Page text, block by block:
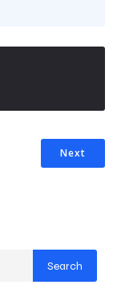
Next
Search